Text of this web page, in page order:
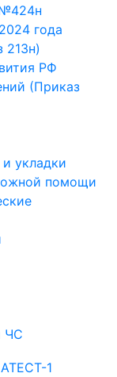
года
213н)
РФ
(Приказ
укладки
помощи
ЧС